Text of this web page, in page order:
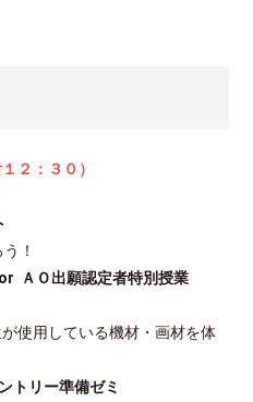
２：３ ０）
！
ＡＯ出願認定者特別授業
使用している機材・画材を体
リー準備ゼミ